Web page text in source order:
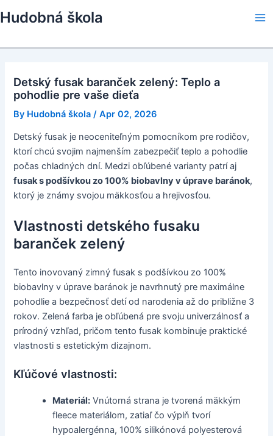
to
Hudobná škola
Detský fusak baranček zelený: Teplo a
pohodlie pre vaše dieťa
By Hudobná škola /Apr 02, 2026
Detský fusak je neoceniteľným pomocníkom pre rodičov,
ktorí chcú svojim najmenším zabezpečiť teplo a pohodlie
počas chladných dní. Medzi obľúbené varianty patrí aj
fusak s podšívkou zo 100% biobavlny v úprave baránok,
ktorý je známy svojou mäkkosťou a hrejivosťou.
Vlastnosti detského fusaku
baranček zelený
Tento inovovaný zimný fusak s podšívkou zo 100%
biobavlny v úprave baránok je navrhnutý pre maximálne
pohodlie a bezpečnosť detí od narodenia až do približne 3
rokov. Zelená farba je obľúbená pre svoju univerzálnosť a
prírodný vzhľad, pričom tento fusak kombinuje praktické
vlastnosti s estetickým dizajnom.
Kľúčové vlastnosti:
Materiál: Vnútorná strana je tvorená mäkkým
fleece materiálom, zatiaľ čo výplň tvorí
hypoalergénna, 100% silikónová polyesterová